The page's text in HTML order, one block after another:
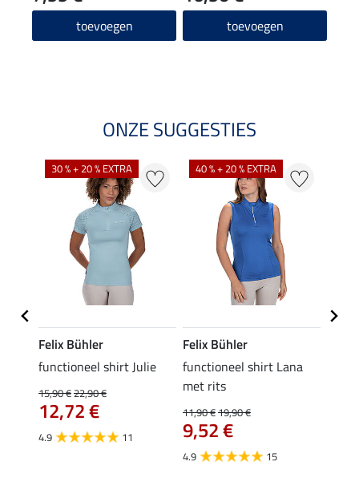
toevoegen toevoegen
ONZE SUGGESTIES
30 % + 20 % EXTRA
Felix Bühler
functioneel shirt Julie
15,90 €22,90 €
12,72 €
4.9 11
40 % + 20 % EXTRA
Felix Bühler
functioneel shirt Lana
met rits
11,90 €19,90 €
9,52 €
4.9 15